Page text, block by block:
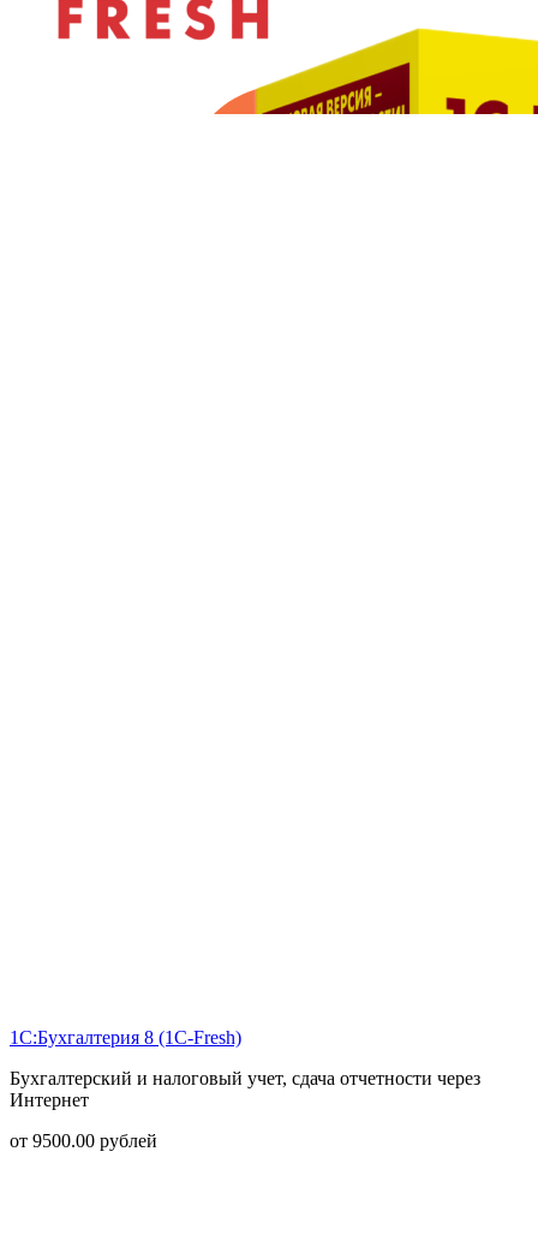
1С:Бухгалтерия 8 (1С-Fresh)
Бухгалтерский и налоговый учет, сдача отчетности через
Интернет
от 9500.00 рублей